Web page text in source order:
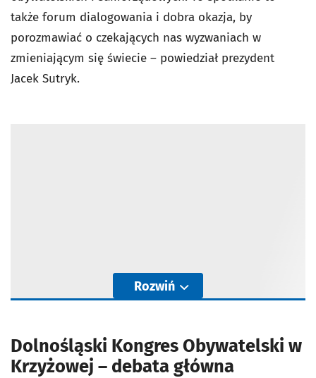
także forum dialogowania i dobra okazja, by
porozmawiać o czekających nas wyzwaniach w
zmieniającym się świecie – powiedział prezydent
Jacek Sutryk.
Rozwiń
Dolnośląski Kongres Obywatelski w
Krzyżowej – debata główna